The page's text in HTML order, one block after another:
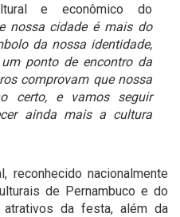
e econômico do
nossa cidade é mais do
da nossa identidade,
ponto de encontro da
comprovam que nossa
certo, e vamos seguir
ainda mais a cultura
reconhecido nacionalmente
de Pernambuco e do
da festa, além da